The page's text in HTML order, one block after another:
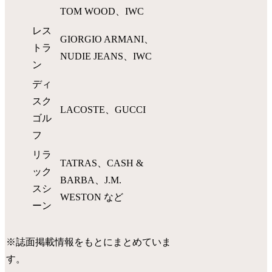
TOM WOOD、IWC
レス
トラ
ン
GIORGIO ARMANI、
NUDIE JEANS、IWC
ディ
スク
ゴル
フ
LACOSTE、GUCCI
リラ
ック
スシ
ーン
TATRAS、CASH &
BARBA、J.M.
WESTON など
※誌面掲載情報をもとにまとめていま
す。